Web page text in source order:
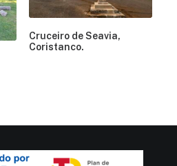
Cruceiro de Seavia,
Coristanco.